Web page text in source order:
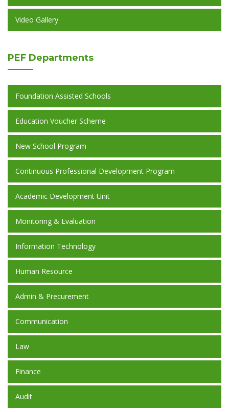
Video Gallery
PEF Departments
Foundation Assisted Schools
Education Voucher Scheme
New School Program
Continuous Professional Development Program
Academic Development Unit
Monitoring & Evaluation
Information Technology
Human Resource
Admin & Precurement
Communication
Law
Finance
Audit